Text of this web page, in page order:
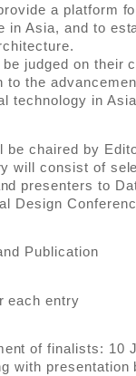
a platform
in Asia, and to
judged on their
to the
technology in
be chaired by
will consist of
presenters to
Design
Publication
each entry
of finalists: 10
with